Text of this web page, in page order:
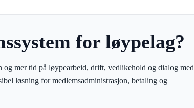
for løypelag?
mer tid på løypearbeid, drift, vedlikehold og dialog med
løsning for medlemsadministrasjon, betaling og